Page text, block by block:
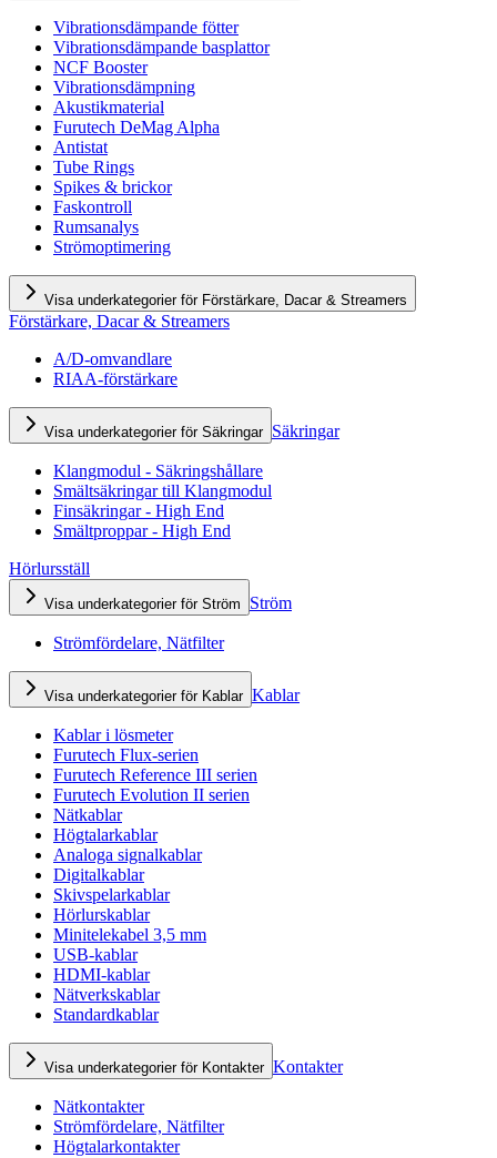
Vibrationsdämpande fötter
Vibrationsdämpande basplattor
NCF Booster
Vibrationsdämpning
Akustikmaterial
Furutech DeMag Alpha
Antistat
Tube Rings
Spikes & brickor
Faskontroll
Rumsanalys
Strömoptimering
Visa underkategorier för Förstärkare, Dacar & Streamers
Förstärkare, Dacar & Streamers
A/D-omvandlare
RIAA-förstärkare
Visa underkategorier för Säkringar Säkringar
Klangmodul - Säkringshållare
Smältsäkringar till Klangmodul
Finsäkringar - High End
Smältproppar - High End
Hörlursställ
Visa underkategorier för Ström Ström
Strömfördelare, Nätfilter
Visa underkategorier för Kablar Kablar
Kablar i lösmeter
Furutech Flux-serien
Furutech Reference III serien
Furutech Evolution II serien
Nätkablar
Högtalarkablar
Analoga signalkablar
Digitalkablar
Skivspelarkablar
Hörlurskablar
Minitelekabel 3,5 mm
USB-kablar
HDMI-kablar
Nätverkskablar
Standardkablar
Visa underkategorier för Kontakter Kontakter
Nätkontakter
Strömfördelare, Nätfilter
Högtalarkontakter